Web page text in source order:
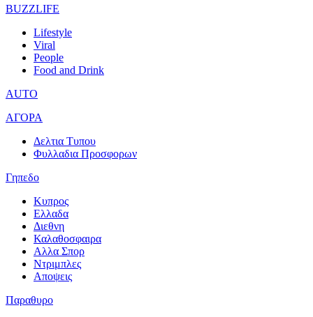
BUZZLIFE
Lifestyle
Viral
People
Food and Drink
AUTO
ΑΓΟΡΑ
Δελτια Τυπου
Φυλλαδια Προσφορων
Γηπεδο
Κυπρος
Ελλαδα
Διεθνη
Καλαθοσφαιρα
Αλλα Σπορ
Ντριμπλες
Αποψεις
Παραθυρο